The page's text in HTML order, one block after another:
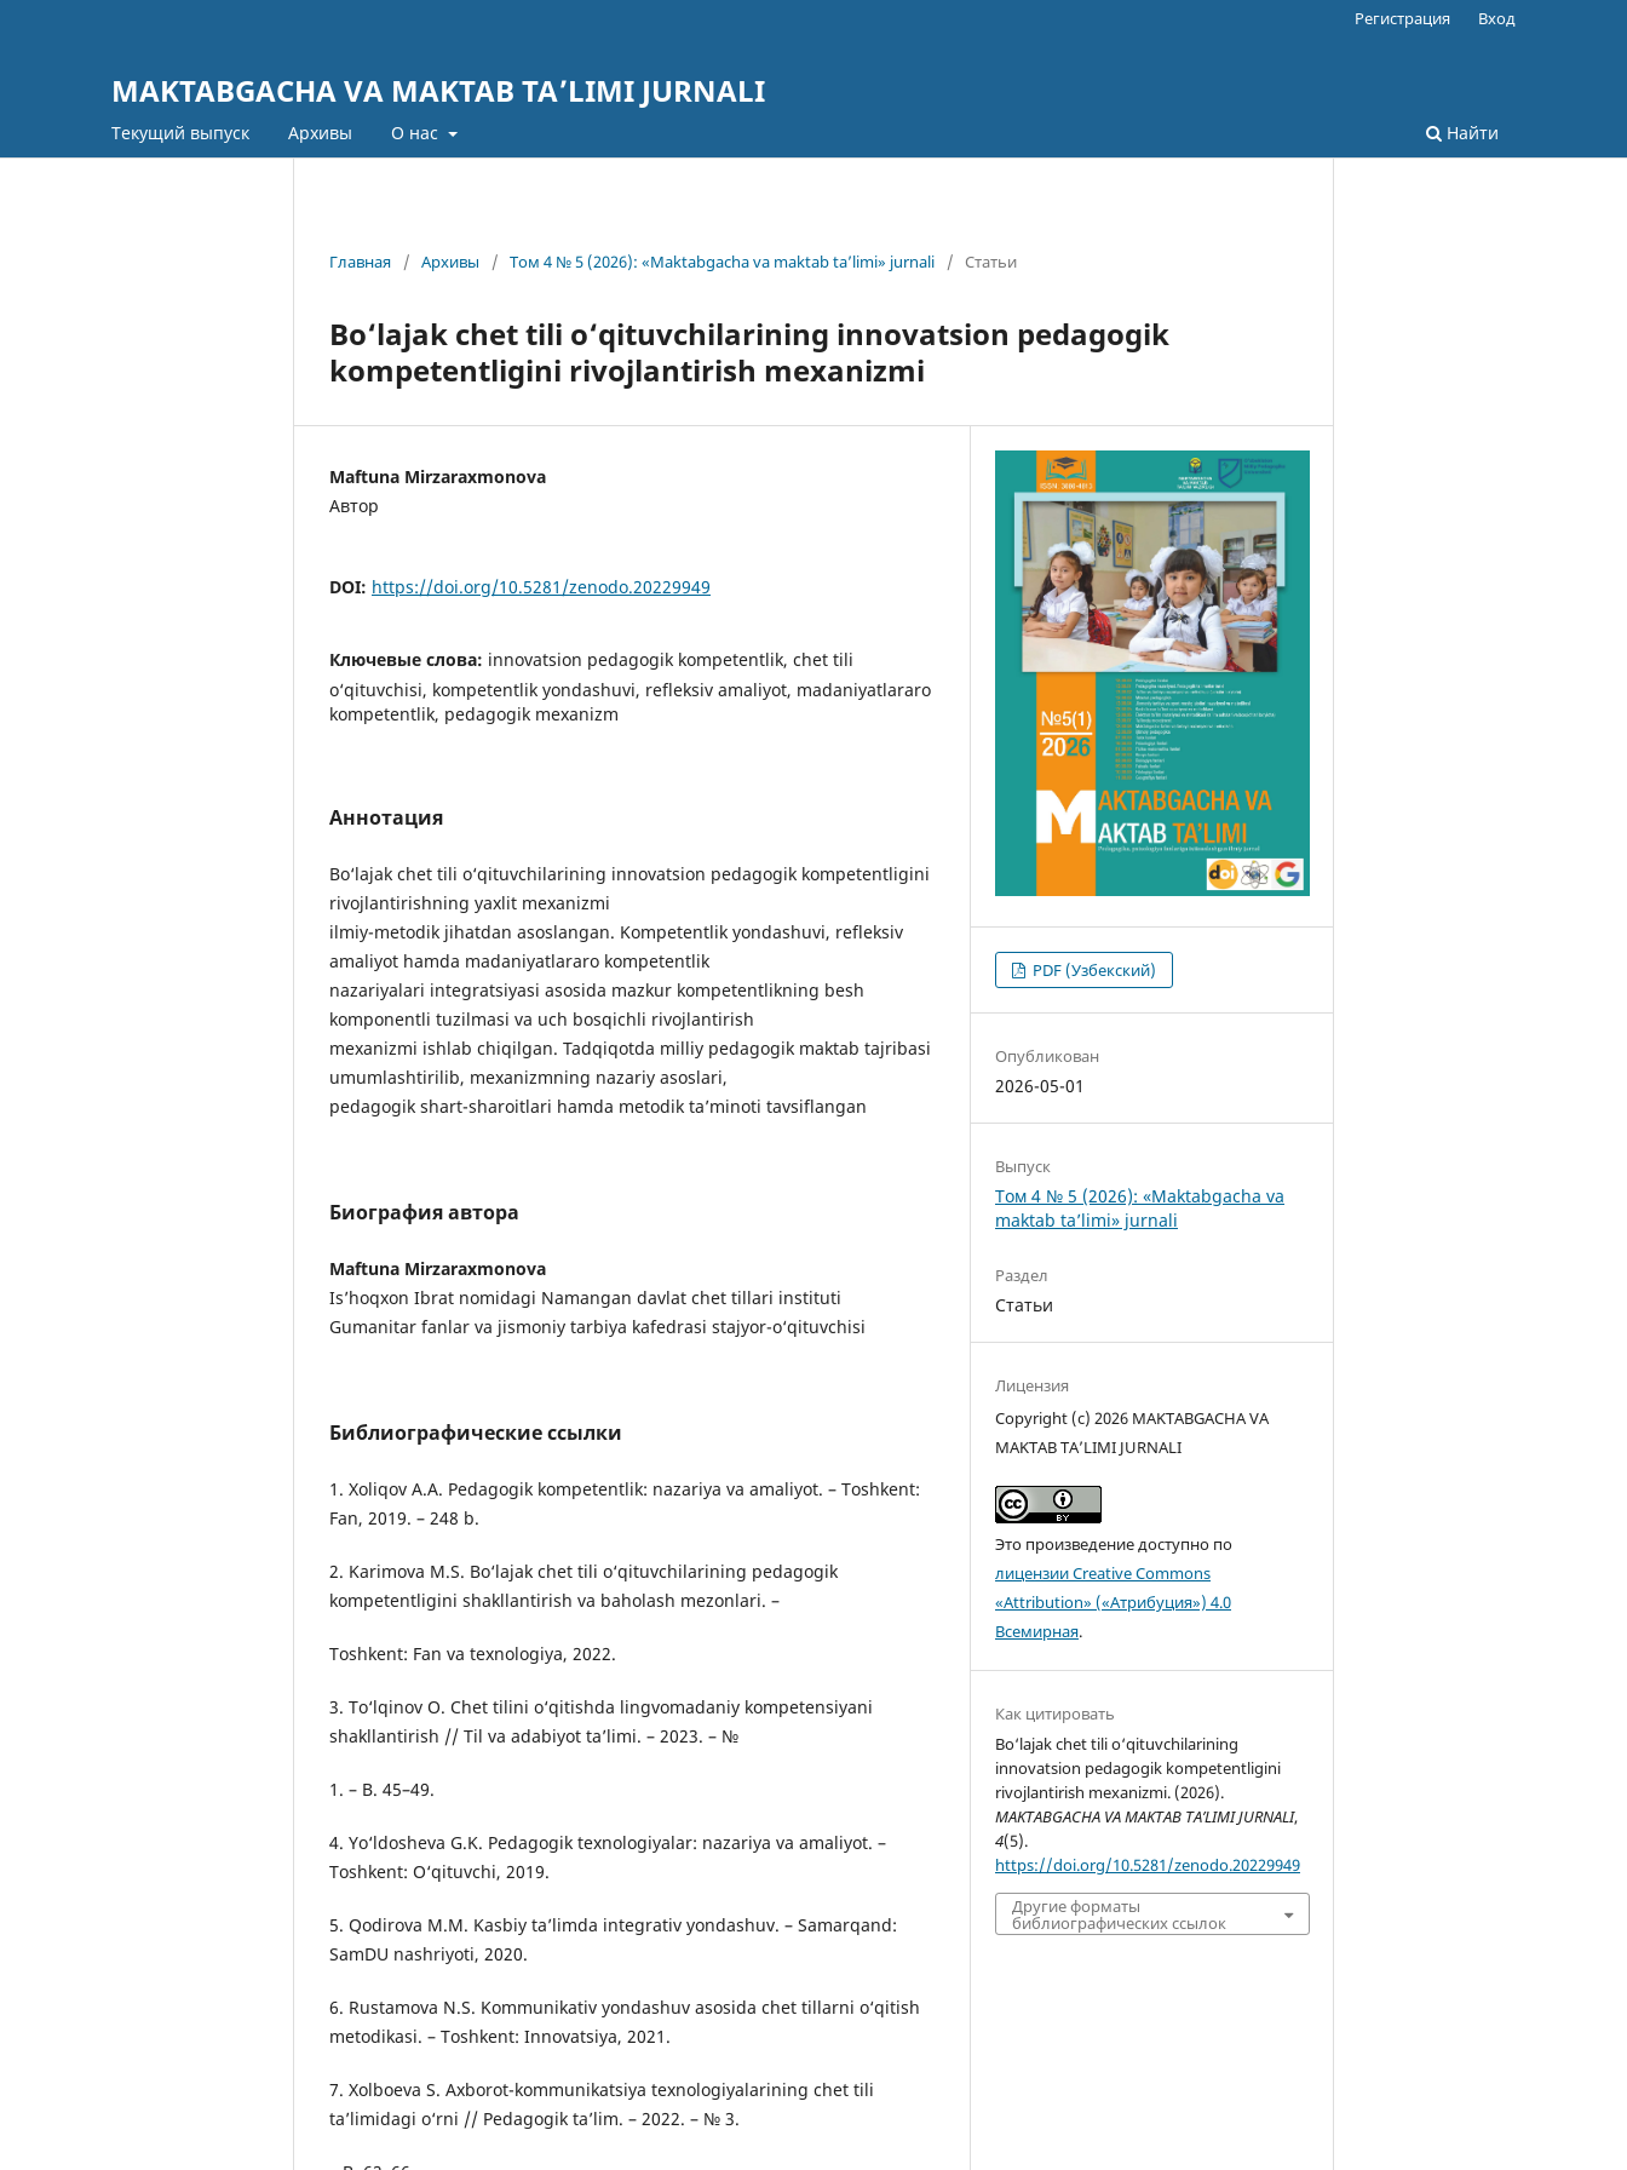
MAKTABGACHA VA MAKTAB TA’LIMI JURNALI
Текущий выпуск Архивы О нас Найти
Регистрация Вход
Главная / Архивы / Том 4 № 5 (2026): «Maktabgacha va maktab ta’limi» jurnali / Статьи
Bo‘lajak chet tili o‘qituvchilarining innovatsion pedagogik
kompetentligini rivojlantirish mexanizmi
Maftuna Mirzaraxmonova
Автор
DOI: https://doi.org/10.5281/zenodo.20229949
Ключевые слова: innovatsion pedagogik kompetentlik, chet tili
o‘qituvchisi, kompetentlik yondashuvi, refleksiv amaliyot, madaniyatlararo
kompetentlik, pedagogik mexanizm
Аннотация
Bo‘lajak chet tili o‘qituvchilarining innovatsion pedagogik kompetentligini
rivojlantirishning yaxlit mexanizmi
ilmiy-metodik jihatdan asoslangan. Kompetentlik yondashuvi, refleksiv
amaliyot hamda madaniyatlararo kompetentlik
nazariyalari integratsiyasi asosida mazkur kompetentlikning besh
komponentli tuzilmasi va uch bosqichli rivojlantirish
mexanizmi ishlab chiqilgan. Tadqiqotda milliy pedagogik maktab tajribasi
umumlashtirilib, mexanizmning nazariy asoslari,
pedagogik shart-sharoitlari hamda metodik ta’minoti tavsiflangan
Биография автора
Maftuna Mirzaraxmonova
Is’hoqxon Ibrat nomidagi Namangan davlat chet tillari instituti
Gumanitar fanlar va jismoniy tarbiya kafedrasi stajyor-o‘qituvchisi
Библиографические ссылки
1. Xoliqov A.A. Pedagogik kompetentlik: nazariya va amaliyot. – Toshkent:
Fan, 2019. – 248 b.
2. Karimova M.S. Bo‘lajak chet tili o‘qituvchilarining pedagogik
kompetentligini shakllantirish va baholash mezonlari. –
Toshkent: Fan va texnologiya, 2022.
3. To‘lqinov O. Chet tilini o‘qitishda lingvomadaniy kompetensiyani
shakllantirish // Til va adabiyot ta’limi. – 2023. – №
1. – B. 45–49.
4. Yo‘ldosheva G.K. Pedagogik texnologiyalar: nazariya va amaliyot. –
Toshkent: O‘qituvchi, 2019.
5. Qodirova M.M. Kasbiy ta’limda integrativ yondashuv. – Samarqand:
SamDU nashriyoti, 2020.
6. Rustamova N.S. Kommunikativ yondashuv asosida chet tillarni o‘qitish
metodikasi. – Toshkent: Innovatsiya, 2021.
7. Xolboeva S. Axborot-kommunikatsiya texnologiyalarining chet tili
ta’limidagi o‘rni // Pedagogik ta’lim. – 2022. – № 3.
PDF (Узбекский)
Опубликован
2026-05-01
Выпуск
Том 4 № 5 (2026): «Maktabgacha va
maktab ta’limi» jurnali
Раздел
Статьи
Лицензия
Copyright (c) 2026 MAKTABGACHA VA
MAKTAB TA’LIMI JURNALI
Это произведение доступно по
лицензии Creative Commons
«Attribution» («Атрибуция») 4.0
Всемирная.
Как цитировать
Bo‘lajak chet tili o‘qituvchilarining
innovatsion pedagogik kompetentligini
rivojlantirish mexanizmi. (2026).
MAKTABGACHA VA MAKTAB TA’LIMI JURNALI,
4(5).
https://doi.org/10.5281/zenodo.20229949
Другие форматы
библиографических ссылок